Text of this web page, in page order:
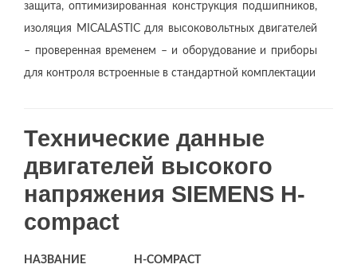
защита, оптимизированная конструкция подшипников,
изоляция MICALASTIC для высоковольтных двигателей
– проверенная временем – и оборудование и приборы
для контроля встроенные в стандартной комплектации
Технические данные
двигателей высокого
напряжения SIEMENS H-
compact
НАЗВАНИЕ
H-COMPACT